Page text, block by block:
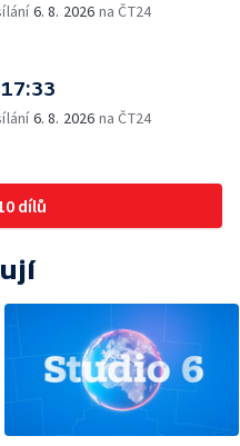
6. 8. 2026 na ČT24
6. 8. 2026 na ČT24
dílů